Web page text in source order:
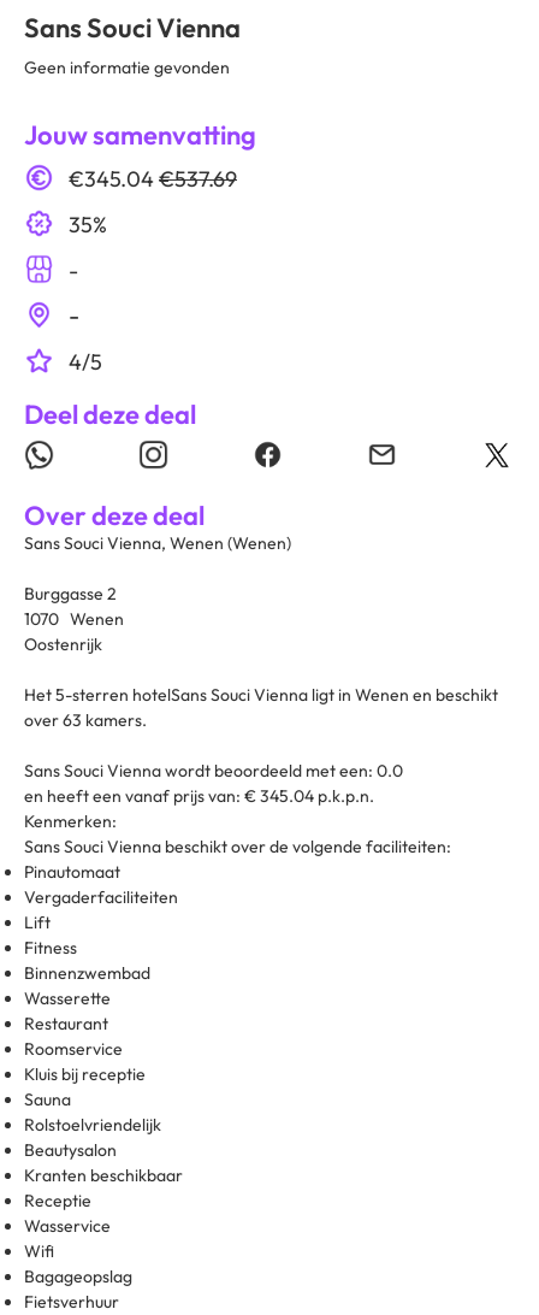
Sans Souci Vienna
Geen informatie gevonden
Jouw samenvatting
€345.04€537.69
35%
-
-
4/5
Deel deze deal
Over deze deal
Sans Souci Vienna, Wenen (Wenen)
Burggasse 2
1070 Wenen
Oostenrijk
Het 5-sterren hotelSans Souci Vienna ligt in Wenen en beschikt
over 63 kamers.
Sans Souci Vienna wordt beoordeeld met een: 0.0
en heeft een vanaf prijs van: € 345.04 p.k.p.n.
Kenmerken:
Sans Souci Vienna beschikt over de volgende faciliteiten:
Pinautomaat
Vergaderfaciliteiten
Lift
Fitness
Binnenzwembad
Wasserette
Restaurant
Roomservice
Kluis bij receptie
Sauna
Rolstoelvriendelijk
Beautysalon
Kranten beschikbaar
Receptie
Wasservice
Wifi
Bagageopslag
Fietsverhuur